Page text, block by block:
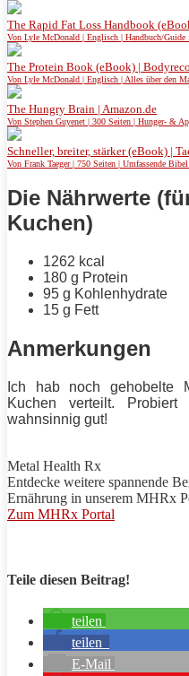
The Rapid Fat Loss Handbook
Von Lyle McDonald | Englisch | Handbuch/Guide
The Protein Book (eBook) |
Von Lyle McDonald | Englisch | Alles über den
The Hungry Brain | Amazon.de
Von Stephen Guyenet | 300 Seiten | Hunger- &
Schneller, breiter, stärker (eBook) |
Von Frank Taeger | 750 Seiten | Umfassende
Die Nährwerte
Kuchen)
1262 kcal
180 g Protein
95 g Kohlenhydrate
15 g Fett
Anmerkungen
Ich hab noch gehobelte
Kuchen verteilt.
wahnsinnig gut!
Metal Health Rx
Entdecke weitere spannende
Ernährung in unserem MHRx
Zum MHRx Portal
Teile diesen Beitrag!
teilen
teilen
E-Mail